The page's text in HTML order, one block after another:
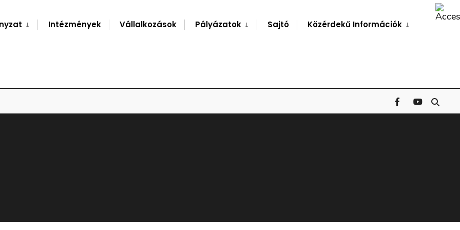
Intézmények Vállalkozások Pályázatok Sajtó Közérdekű Információk
Window